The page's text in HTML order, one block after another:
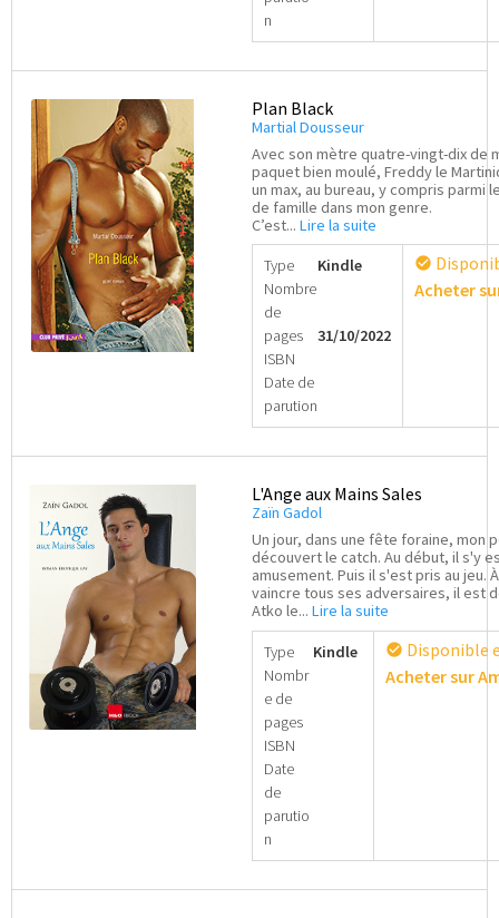
n
Plan Black
Martial Dousseur
Avec son mètre quatre-vingt-dix de
paquet bien moulé, Freddy le
un max, au bureau, y compris parmi
de famille dans mon genre.
C’est... Lire la suite
Type
Nombre
de
pages
ISBN
Date de
parution
Kindle
31/10/2022
check_circle
Acheter
L'Ange aux Mains Sales
Zaïn Gadol
Un jour, dans une fête foraine, mon
découvert le catch. Au début, il s'y
amusement. Puis il s'est pris au jeu.
vaincre tous ses adversaires, il est
Atko le... Lire la suite
Type
Nombr
e de
pages
ISBN
Date
de
parutio
n
Kindle check_circle Disponible
Acheter sur